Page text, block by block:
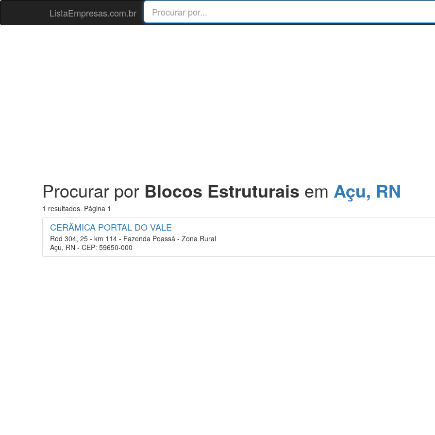
ListaEmpresas.com.br
Procurar por Blocos Estruturais em Açu, RN
1 resultados. Página 1
CERÂMICA PORTAL DO VALE
Rod 304, 25 - km 114 - Fazenda Poassá - Zona Rural
Açu, RN - CEP: 59650-000